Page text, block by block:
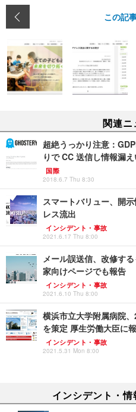
この記
関連ニ
超絶うっかり注意：
りで CC 送信し情報漏
国際
2018.6.7 Thu 8:30
スマートバリュー、開
レス流出
インシデント・事故
2021.6.17 Thu 8:00
メール誤送信、改修す
家向けページでも報告
インシデント・事故
2021.6.10 Thu 8:00
横浜市立大学附属病院
を策定 厚生労働大臣に
インシデント・事故
2021.5.31 Mon 8:00
インシデント・